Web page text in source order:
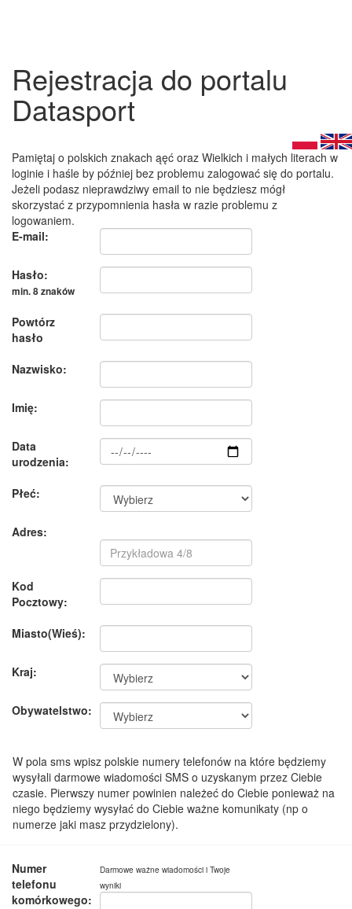
Rejestracja do portalu
Datasport
Pamiętaj o polskich znakach ąęć oraz Wielkich i małych literach w
loginie i haśle by później bez problemu zalogować się do portalu.
Jeżeli podasz nieprawdziwy email to nie będziesz mógł
skorzystać z przypomnienia hasła w razie problemu z
logowaniem.
E-mail:
Hasło:
min. 8 znaków
Powtórz
hasło
Nazwisko:
Imię:
Data
urodzenia:
Płeć:
Adres:
Kod
Pocztowy:
Miasto(Wieś):
Kraj:
Obywatelstwo:
W pola sms wpisz polskie numery telefonów na które będziemy
wysyłali darmowe wiadomości SMS o uzyskanym przez Ciebie
czasie. Pierwszy numer powinien należeć do Ciebie ponieważ na
niego będziemy wysyłać do Ciebie ważne komunikaty (np o
numerze jaki masz przydzielony).
Numer
telefonu
komórkowego:
Darmowe ważne wiadomości i Twoje
wyniki